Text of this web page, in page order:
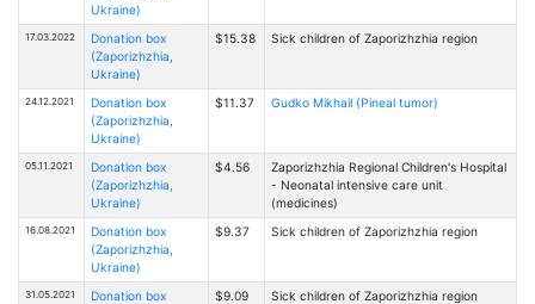
Ukraine)
17.03.2022
Donation box
(Zaporizhzhia,
Ukraine)
$15.38 Sick children of Zaporizhzhia region
24.12.2021
Donation box
(Zaporizhzhia,
Ukraine)
$11.37 Gudko Mikhail (Pineal tumor)
05.11.2021
Donation box
(Zaporizhzhia,
Ukraine)
$4.56
Zaporizhzhia Regional Children's Hospital
- Neonatal intensive care unit
(medicines)
16.08.2021
Donation box
(Zaporizhzhia,
Ukraine)
$9.37 Sick children of Zaporizhzhia region
31.05.2021
Donation box
$9.09 Sick children of Zaporizhzhia region